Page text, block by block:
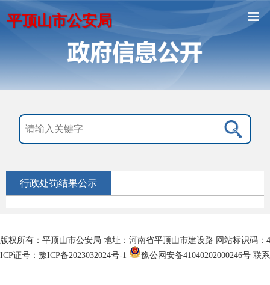
平顶山市公安局
行政处罚结果公示
版权所有：平顶山市公安局 地址：河南省平顶山市建设路 网站标识码：
ICP证号：豫ICP备2023032024号-1
豫公网安备41040202000246号 联